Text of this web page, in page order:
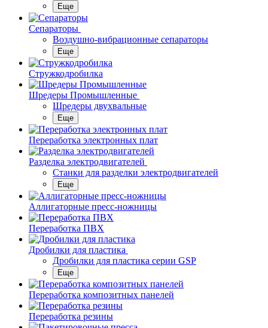
Еще
Сепараторы
Воздушно-вибрационные сепараторы
Еще
Стружкодробилка
Шредеры Промышленные
Шредеры двухвальные
Еще
Переработка электронных плат
Разделка электродвигателей
Станки для разделки электродвигателей
Еще
Аллигаторные пресс-ножницы
Переработка ПВХ
Дробилки для пластика
Дробилки для пластика серии GSP
Еще
Переработка композитных панелей
Переработка резины